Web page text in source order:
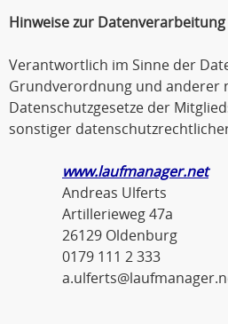
Hinweise zur Datenverarbeitung
Verantwortlich im Sinne der
Grundverordnung und anderer
Datenschutzgesetze der
sonstiger
www.laufmanager.net
Andreas Ulferts
Artillerieweg 47a
26129 Oldenburg
0179 111 2 333